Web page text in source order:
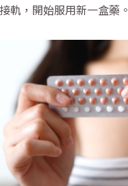
軌，開始服用新一盒藥。